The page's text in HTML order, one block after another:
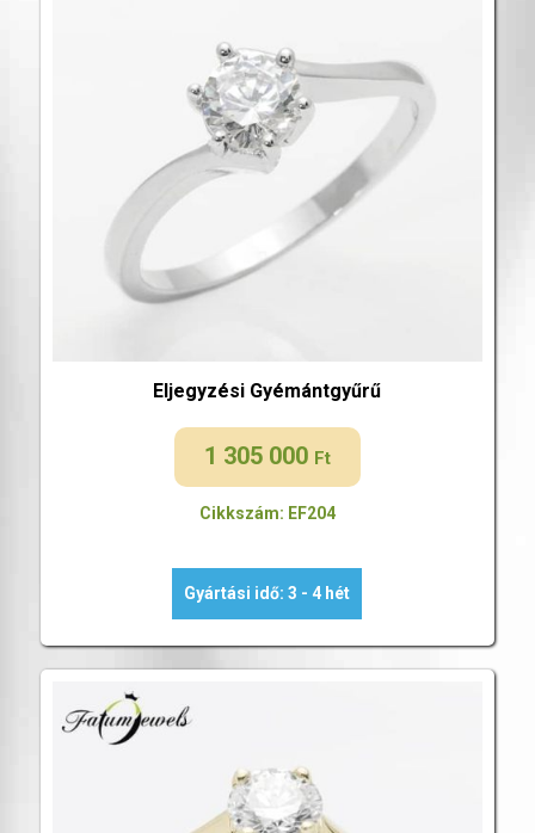
Eljegyzési Gyémántgyűrű
1 305 000 Ft
Cikkszám: EF204
Gyártási idő: 3 - 4 hét